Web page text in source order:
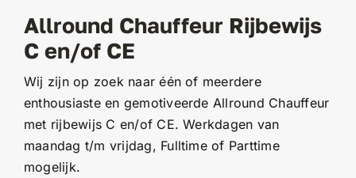
Allround Chauffeur Rijbewijs
C en/of CE
Wij zijn op zoek naar één of meerdere
enthousiaste en gemotiveerde Allround Chauffeur
met rijbewijs C en/of CE. Werkdagen van
maandag t/m vrijdag, Fulltime of Parttime
mogelijk.